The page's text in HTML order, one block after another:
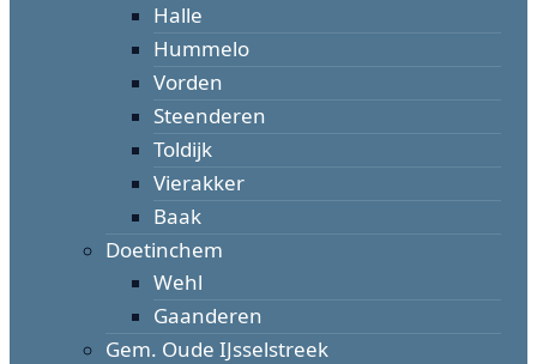
Halle
Hummelo
Vorden
Steenderen
Toldijk
Vierakker
Baak
Doetinchem
Wehl
Gaanderen
Gem. Oude IJsselstreek